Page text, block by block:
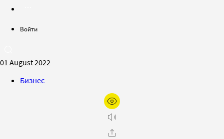
Войти
01 August 2022
Бизнес